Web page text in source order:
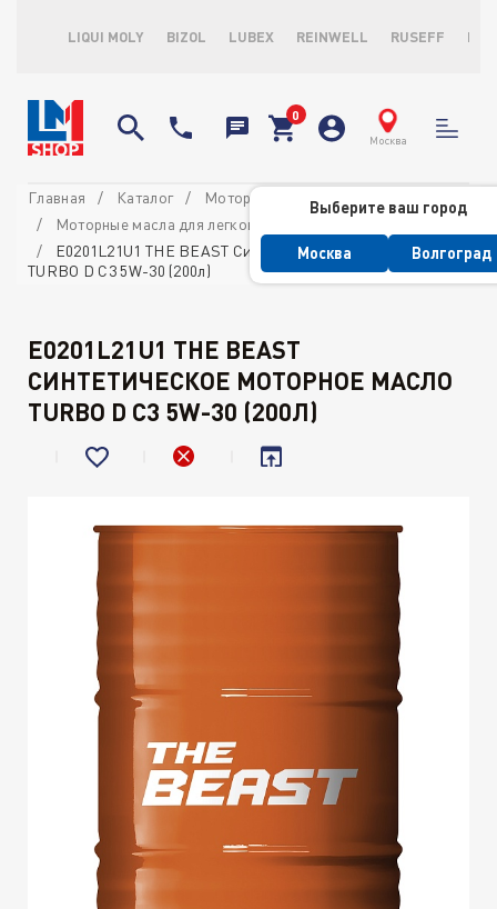
LIQUI MOLY BIZOL LUBEX REINWELL RUSEFF
Москва
Выберите ваш город
Москва Волгоград
Главная Каталог
Моторные масла
Моторные масла для легковых автомобилей
E0201L21U1 THE BEAST Синтетическое моторное масло
TURBO D C3 5W-30 (200л)
E0201L21U1 THE BEAST
СИНТЕТИЧЕСКОЕ МОТОРНОЕ МАСЛО
TURBO D C3 5W-30 (200Л)